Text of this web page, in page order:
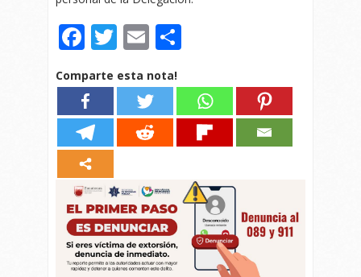
Facebook
Twitter
Email
Comparte esta nota!